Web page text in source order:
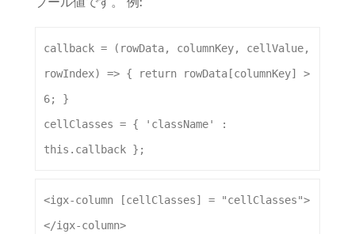
callback = ( rowData, columnKey, cellValue
rowIndex) => { return rowData [columnKey
6; }
cellClasses = { 'className'
:
this . callback };
<igx-column [cellClasses] = "cellClasses">
</igx-column>